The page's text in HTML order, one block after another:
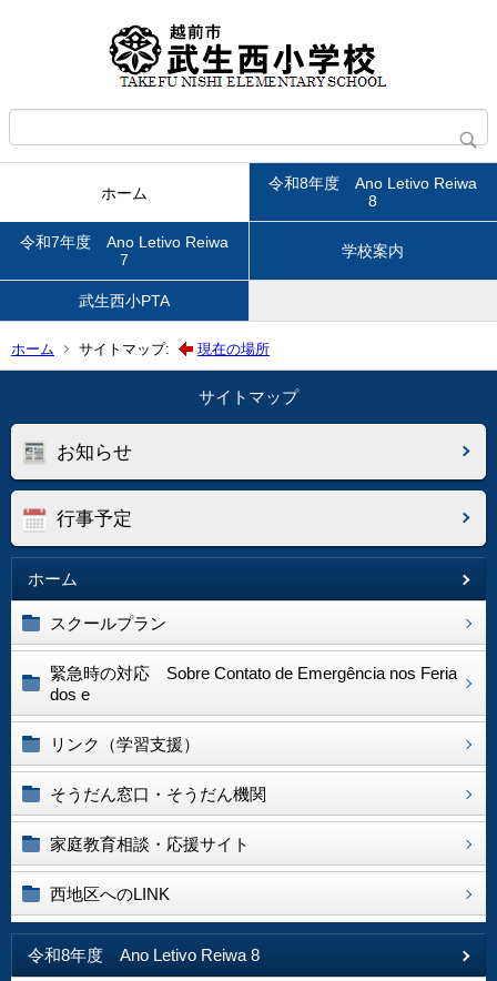
ホーム
令和8年度 Ano Letivo Reiwa
8
令和7年度 Ano Letivo Reiwa
7
学校案内
武生西小PTA
ホーム サイトマップ: 現在の場所
サイトマップ
お知らせ
行事予定
ホーム
スクールプラン
緊急時の対応 Sobre Contato de Emergência nos Feria
dos e
リンク（学習支援）
そうだん窓口・そうだん機関
家庭教育相談・応援サイト
西地区へのLINK
令和8年度 Ano Letivo Reiwa 8